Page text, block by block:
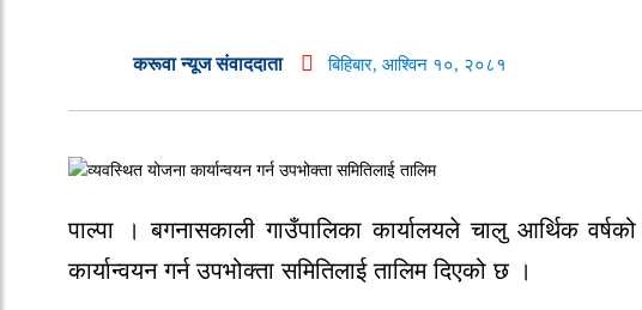
करूवा न्यूज संवाददाता बिहिबार, आश्विन १०, २०८१
पाल्पा । बगनासकाली गाउँपालिका कार्यालयले चालु आर्थिक
कार्यान्वयन गर्न उपभोक्ता समितिलाई तालिम दिएको छ ।